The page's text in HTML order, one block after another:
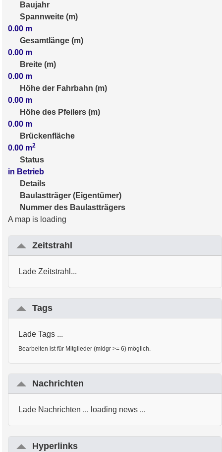
Baujahr
Spannweite (m)
0.00 m
Gesamtlänge (m)
0.00 m
Breite (m)
0.00 m
Höhe der Fahrbahn (m)
0.00 m
Höhe des Pfeilers (m)
0.00 m
Brückenfläche
0.00 m2
Status
in Betrieb
Details
Baulastträger (Eigentümer)
Nummer des Baulastträgers
A map is loading
Zeitstrahl
Lade Zeitstrahl...
Tags
Lade Tags ...
Bearbeiten ist für Mitglieder (midgr >= 6) möglich.
Nachrichten
Lade Nachrichten ... loading news ...
Hyperlinks